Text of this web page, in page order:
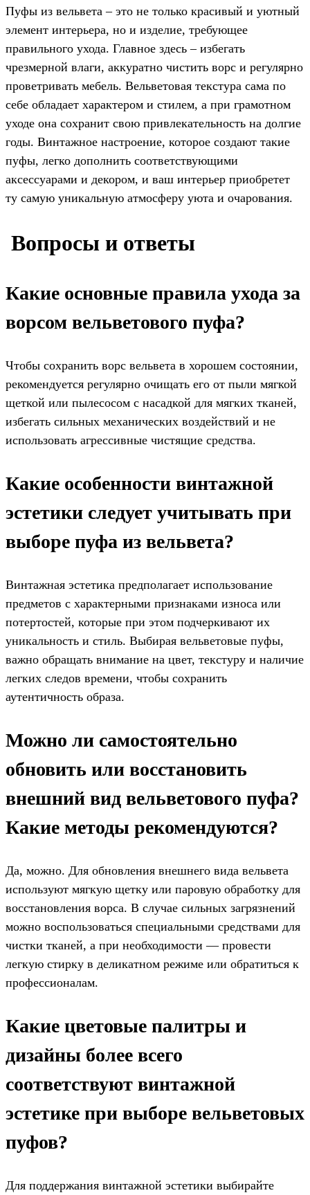
Пуфы из вельвета – это не только красивый и уютный
элемент интерьера, но и изделие, требующее
правильного ухода. Главное здесь – избегать
чрезмерной влаги, аккуратно чистить ворс и регулярно
проветривать мебель. Вельветовая текстура сама по
себе обладает характером и стилем, а при грамотном
уходе она сохранит свою привлекательность на долгие
годы. Винтажное настроение, которое создают такие
пуфы, легко дополнить соответствующими
аксессуарами и декором, и ваш интерьер приобретет
ту самую уникальную атмосферу уюта и очарования.
️ Вопросы и ответы
Какие основные правила ухода за
ворсом вельветового пуфа?
Чтобы сохранить ворс вельвета в хорошем состоянии,
рекомендуется регулярно очищать его от пыли мягкой
щеткой или пылесосом с насадкой для мягких тканей,
избегать сильных механических воздействий и не
использовать агрессивные чистящие средства.
Какие особенности винтажной
эстетики следует учитывать при
выборе пуфа из вельвета?
Винтажная эстетика предполагает использование
предметов с характерными признаками износа или
потертостей, которые при этом подчеркивают их
уникальность и стиль. Выбирая вельветовые пуфы,
важно обращать внимание на цвет, текстуру и наличие
легких следов времени, чтобы сохранить
аутентичность образа.
Можно ли самостоятельно
обновить или восстановить
внешний вид вельветового пуфа?
Какие методы рекомендуются?
Да, можно. Для обновления внешнего вида вельвета
используют мягкую щетку или паровую обработку для
восстановления ворса. В случае сильных загрязнений
можно воспользоваться специальными средствами для
чистки тканей, а при необходимости — провести
легкую стирку в деликатном режиме или обратиться к
профессионалам.
Какие цветовые палитры и
дизайны более всего
соответствуют винтажной
эстетике при выборе вельветовых
пуфов?
Для поддержания винтажной эстетики выбирайте